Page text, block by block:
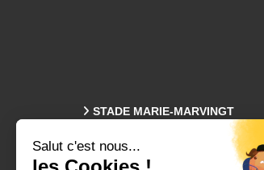
STADE MARIE-MARVINGT